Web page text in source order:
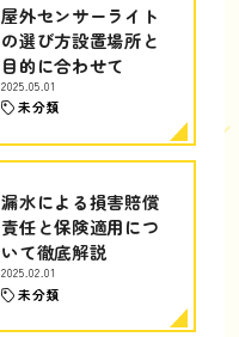
屋外センサーライト
の選び方設置場所と
目的に合わせて
2025.05.01
未分類
漏水による損害賠償
責任と保険適用につ
いて徹底解説
2025.02.01
未分類